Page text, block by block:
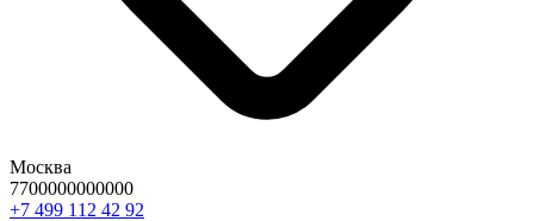
Москва
7700000000000
29 24 211 994 7+